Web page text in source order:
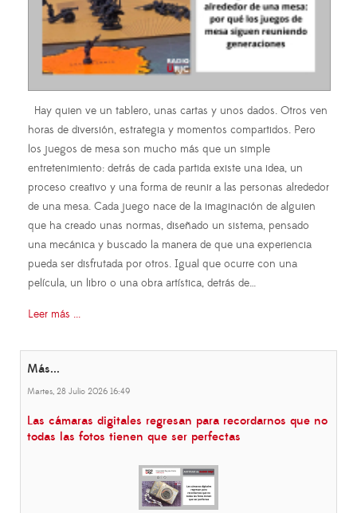
Hay quien ve un tablero, unas cartas y unos dados. Otros ven
horas de diversión, estrategia y momentos compartidos. Pero
los juegos de mesa son mucho más que un simple
entretenimiento: detrás de cada partida existe una idea, un
proceso creativo y una forma de reunir a las personas alrededor
de una mesa. Cada juego nace de la imaginación de alguien
que ha creado unas normas, diseñado un sistema, pensado
una mecánica y buscado la manera de que una experiencia
pueda ser disfrutada por otros. Igual que ocurre con una
película, un libro o una obra artística, detrás de…
Leer más ...
Más...
Martes, 28 Julio 2026 16:49
Las cámaras digitales regresan para recordarnos que no
todas las fotos tienen que ser perfectas